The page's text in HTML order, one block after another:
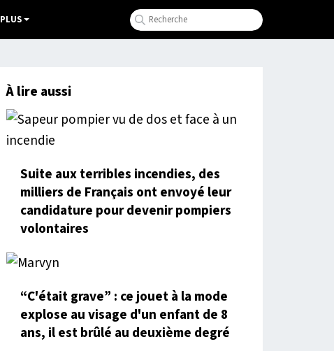
PLUS
À lire aussi
Suite aux terribles incendies, des
milliers de Français ont envoyé leur
candidature pour devenir pompiers
volontaires
“C'était grave” : ce jouet à la mode
explose au visage d'un enfant de 8
ans, il est brûlé au deuxième degré